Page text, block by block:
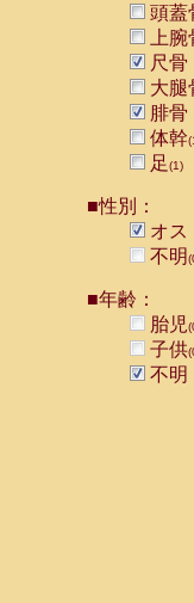
頭蓋
上腕
尺骨
大腿
腓骨
体幹
足(1)
■性別：
オス
不明
■年齢：
胎児
子供
不明